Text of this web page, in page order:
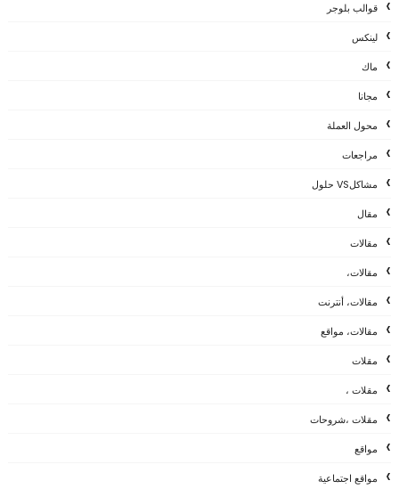
قوالب بلوجر
لينكس
ماك
مجانا
محول العملة
مراجعات
مشاكلVS حلول
مقال
مقالات
مقالات،
مقالات، أنترنت
مقالات، مواقع
مقلات
مقلات ،
مقلات ،شروحات
مواقع
مواقع اجتماعية